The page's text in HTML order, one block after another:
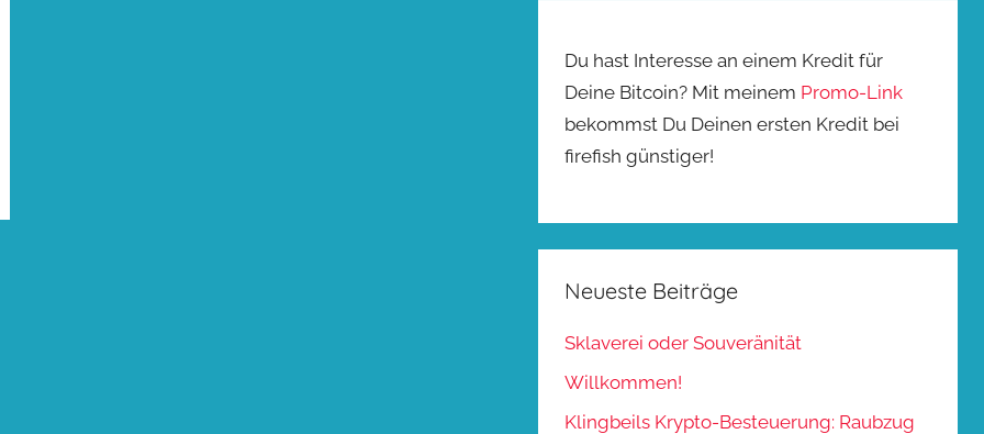
Du hast Interesse an einem Kredit für
Deine Bitcoin? Mit meinem Promo-Link
bekommst Du Deinen ersten Kredit bei
firefish günstiger!
Neueste Beiträge
Sklaverei oder Souveränität
Willkommen!
Klingbeils Krypto-Besteuerung: Raubzug